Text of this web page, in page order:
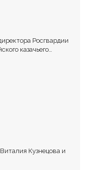
Росгвардии
казачьего
Кузнецова и